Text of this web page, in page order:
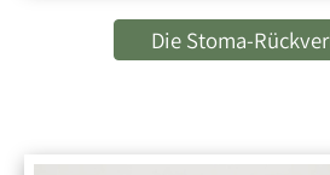
Die Stoma-